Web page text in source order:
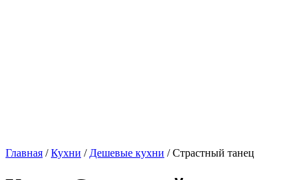
Главная /Кухни / Дешевые кухни / Страстный танец